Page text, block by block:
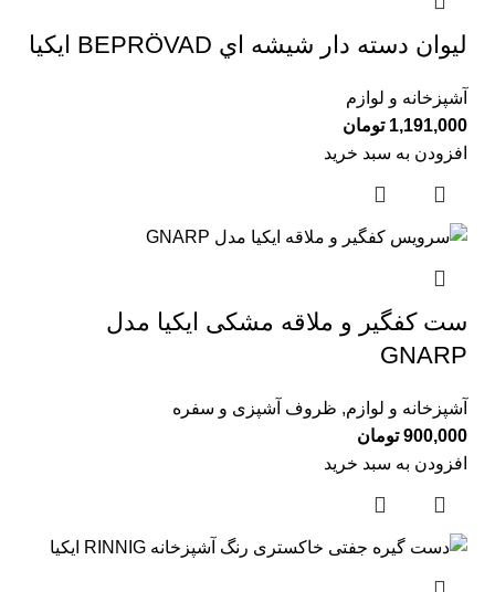
ليوان دسته دار شيشه اي BEPRÖVAD ايكيا
آشپزخانه و لوازم
1,191,000 تومان
افزودن به سبد خرید
ست کفگیر و ملاقه مشکی ایکیا مدل
GNARP
آشپزخانه و لوازم, ظروف آشپزی و سفره
900,000 تومان
افزودن به سبد خرید